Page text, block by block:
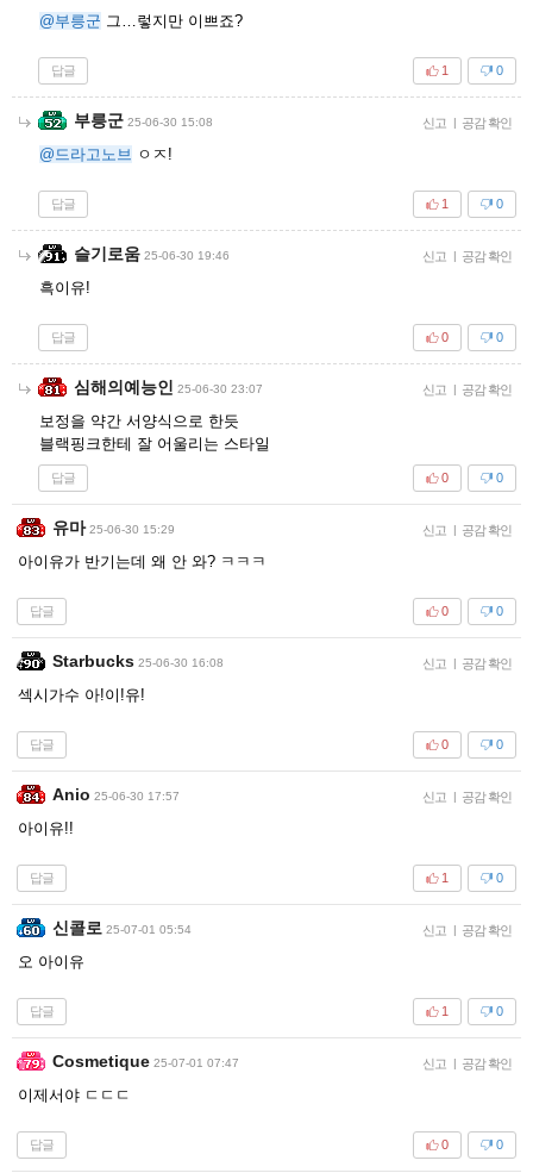
@부릉군 그…렇지만 이쁘죠?
답글 0
1
부릉군 25-06-30 15:08 신고 | 공감 확인
@드라고노브 ㅇㅈ!
답글 0
1
슬기로움 25-06-30 19:46 신고 | 공감 확인
흑이유!
답글 0
0
심해의예능인 25-06-30 23:07 신고 | 공감 확인
보정을 약간 서양식으로 한듯
블랙핑크한테 잘 어울리는 스타일
답글 0
0
유마 25-06-30 15:29 신고 | 공감 확인
아이유가 반기는데 왜 안 와? ㅋㅋㅋ
답글 0
0
Starbucks 25-06-30 16:08 신고 | 공감 확인
섹시가수 아!이!유!
답글 0
0
Anio 25-06-30 17:57 신고 | 공감 확인
아이유!!
답글 0
1
신콜로 25-07-01 05:54 신고 | 공감 확인
오 아이유
답글 0
1
Cosmetique 25-07-01 07:47 신고 | 공감 확인
이제서야 ㄷㄷㄷ
답글 0
0